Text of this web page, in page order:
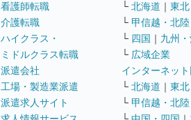
看護師転職
介護転職
ハイクラス・
ミドルクラス転職
派遣会社
工場・製造業派遣
派遣求人サイト
└ 北海道 ｜ 東北
└ 甲信越・北陸
└ 四国 ｜ 九州
└ 広域企業
インターネッ
└ 北海道 ｜ 東北
└ 甲信越・北陸